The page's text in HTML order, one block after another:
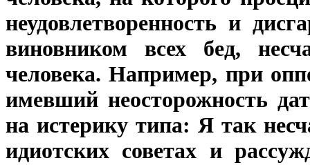
неудовлетворенность и
виновником всех бед,
человека. Например, при
имевший неосторожность
на истерику типа: Я так
идиотских советах и